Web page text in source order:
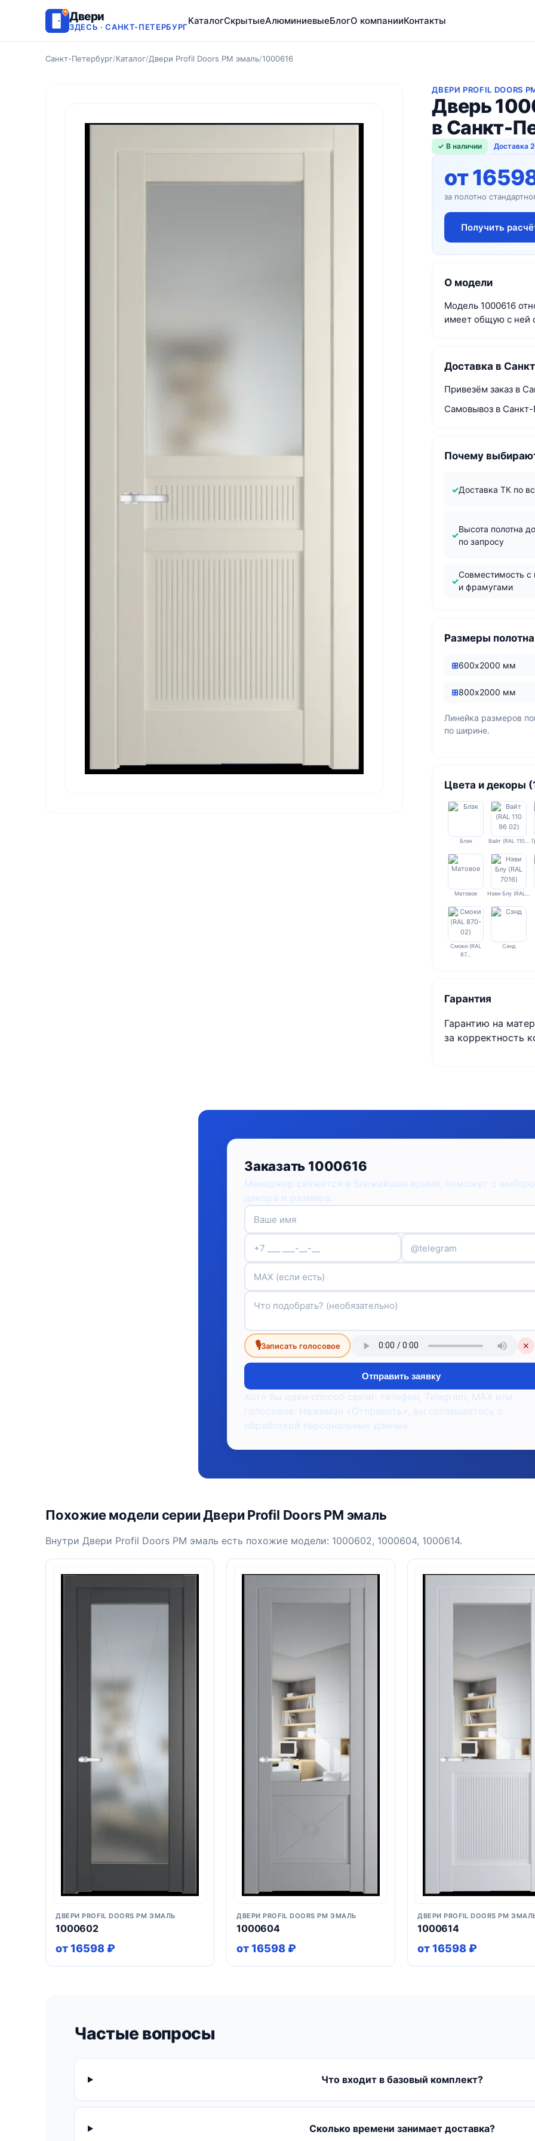
Двери
ЗДЕСЬ · САНКТ-ПЕТЕРБУРГ
КаталогСкрытыеАлюминиевыеБлогО компанииКонтакты
Санкт-Петербург/Каталог/Двери Profil Doors PM эмаль/1000616
ДВЕРИ PROFIL DOORS
Дверь
в Санкт-
✓ В наличии Доставка
от
за полотно
Получить
О модели
Модель 1000616
имеет общую с ней
Доставка в
Привезём заказ в
Самовывоз в
Почему
Доставка ТК по
Высота полотна
по запросу
Совместимость с
и фрамугами
Размеры полотна
600х2000 мм
800х2000 мм
Линейка размеров
по ширине.
Цвета и декоры
Блэк Вайт (RAL 110…
Матовое Нэви Блу (RAL…
Смоки (RAL
87…
Сэнд
Гарантия
Гарантию на
за корректность
Заказать 1000616
Менеджер свяжется в ближайшее время, поможет с
декора и размера.
🎙Записать голосовое ✕
Отправить заявку
Хотя бы один способ связи: телефон, Telegram, MAX или
голосовое. Нажимая «Отправить», вы соглашаетесь с
обработкой персональных данных.
Похожие модели серии Двери Profil Doors PM эмаль
Внутри Двери Profil Doors PM эмаль есть похожие модели: 1000602, 1000604, 1000614.
ДВЕРИ PROFIL DOORS PM ЭМАЛЬ
1000602
от 16598 ₽
ДВЕРИ PROFIL DOORS PM ЭМАЛЬ
1000604
от 16598 ₽
ДВЕРИ PROFIL DOORS PM
1000614
от 16598 ₽
Частые вопросы
Что входит в базовый комплект?
Сколько времени занимает доставка?